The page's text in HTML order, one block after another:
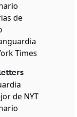
de
Times
de NYT